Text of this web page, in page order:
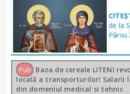
de la
Pârvu
Pub Baza de cereale LITENI
locală a transporturilor! Salarii
din domeniul medical si tehnic